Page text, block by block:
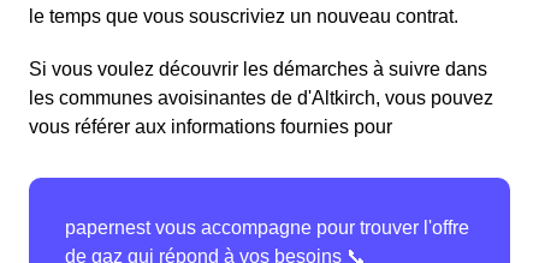
le temps que vous souscriviez un nouveau contrat.
Si vous voulez découvrir les démarches à suivre dans
les communes avoisinantes de d'Altkirch, vous pouvez
vous référer aux informations fournies pour